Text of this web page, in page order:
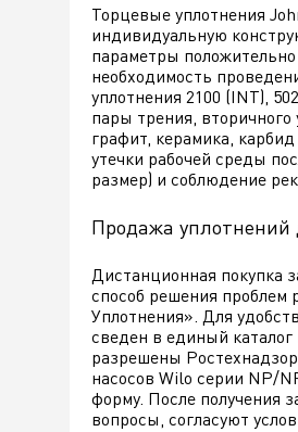
Торцевые уплотнения
индивидуальную
параметры
необходимость
уплотнения 2100 (INT),
пары трения,
графит, керамика,
утечки рабочей среды
размер) и соблюдение
Продажа уплотнений
Дистанционная покупка
способ решения проблем
Уплотнения». Для
сведен в единый
разрешены
насосов Wilo серии NP/
форму. После получения
вопросы, согласуют